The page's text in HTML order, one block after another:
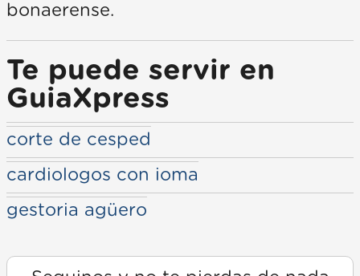
bonaerense.
Te puede servir en
GuiaXpress
corte de cesped
cardiologos con ioma
gestoria agüero